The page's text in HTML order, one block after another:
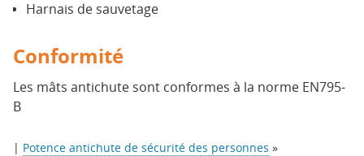
Harnais de sauvetage
Conformité
Les mâts antichute sont conformes à la norme EN795-
B
Potence antichute de sécurité des personnes »